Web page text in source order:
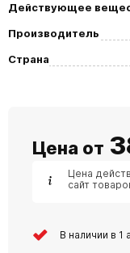
Действующее
Производитель
Страна
Цена от
Цена
сайт
В наличии в 1